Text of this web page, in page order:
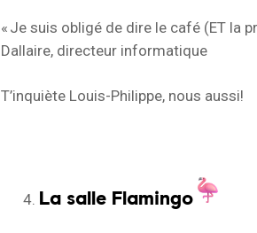
« Je suis obligé de dire le café (ET la
Dallaire, directeur informatique
T’inquiète Louis-Philippe, nous aussi!
La salle Flamingo